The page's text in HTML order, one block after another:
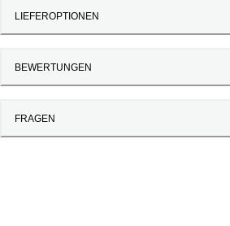
LIEFEROPTIONEN
BEWERTUNGEN
FRAGEN